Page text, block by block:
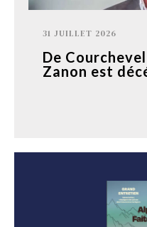
31 JUILLET 2026
De
Zanon est